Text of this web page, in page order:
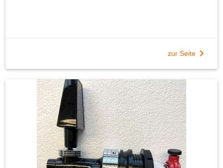
zur Seitechevron_right